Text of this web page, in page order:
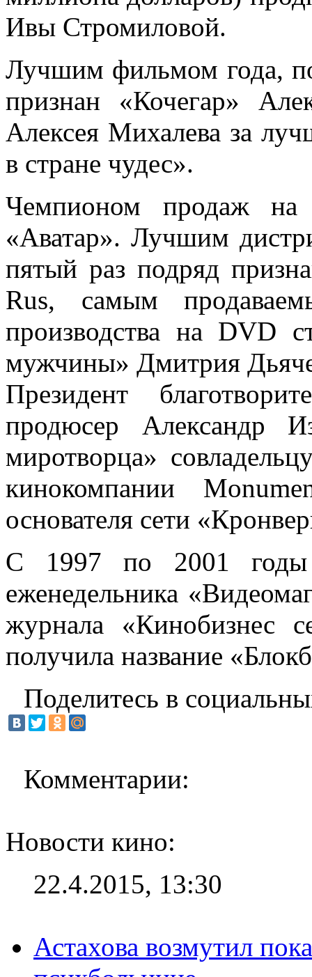
Ивы Стромиловой.
Лучшим фильмом года,
признан «Кочегар»
Алексея Михалева за
в стране чудес».
Чемпионом продаж
«Аватар». Лучшим
пятый раз подряд
Rus, самым
производства на DVD
мужчины» Дмитрия
Президент
продюсер Александр
миротворца»
кинокомпании
основателя сети
С 1997 по 2001 годы
еженедельника
журнала «Кинобизнес
получила название
Поделитесь в
Комментарии:
Новости кино:
22.4.2015, 13:30
Астахова возмутил